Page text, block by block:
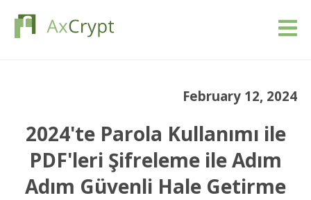
Endüstriler
February 12, 2024
2024'te Parola Kullanımı ile
PDF'leri Şifreleme ile Adım
Adım Güvenli Hale Getirme